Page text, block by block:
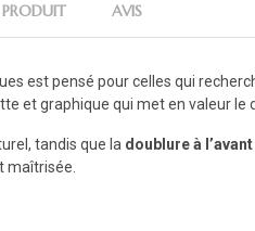
AVIS
est pensé pour celles qui
et graphique qui met en valeur le
tandis que la doublure à l’avant
maîtrisée.